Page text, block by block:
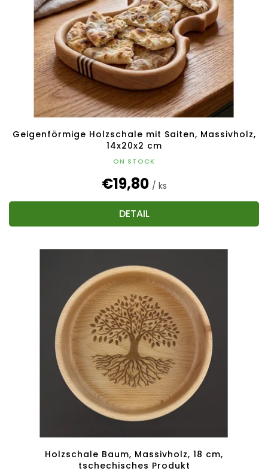
Geigenförmige Holzschale mit Saiten, Massivholz,
14x20x2 cm
ON STOCK
€19,80 / ks
DETAIL
Holzschale Baum, Massivholz, 18 cm,
tschechisches Produkt